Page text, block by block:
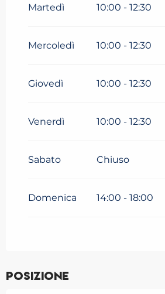
Martedì 10:00 - 12:30
Mercoledì 10:00 - 12:30
Giovedì 10:00 - 12:30
Venerdì 10:00 - 12:30
Sabato Chiuso
Domenica 14:00 - 18:00
Posizione